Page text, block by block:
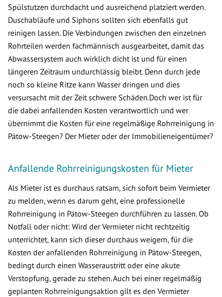
Spülstutzen durchdacht und ausreichend platziert werden.
Duschabläufe und Siphons sollten sich ebenfalls gut
reinigen lassen. Die Verbindungen zwischen den einzelnen
Rohrteilen werden fachmännisch ausgearbeitet, damit das
Abwassersystem auch wirklich dicht ist und für einen
längeren Zeitraum undurchlässig bleibt. Denn durch jede
noch so kleine Ritze kann Wasser dringen und dies
versursacht mit der Zeit schwere Schäden.Doch wer ist für
die dabei anfallenden Kosten verantwortlich und wer
übernimmt die Kosten für eine regelmäßige Rohrreinigung in
Pätow-Steegen? Der Mieter oder der Immobilieneigentümer?
Anfallende Rohrreinigungskosten für Mieter
Als Mieter ist es durchaus ratsam, sich sofort beim Vermieter
zu melden, wenn es darum geht, eine professionelle
Rohrreinigung in Pätow-Steegen durchführen zu lassen. Ob
Notfall oder nicht: Wird der Vermieter nicht rechtzeitig
unterrichtet, kann sich dieser durchaus weigern, für die
Kosten der anfallenden Rohrreinigung in Pätow-Steegen,
bedingt durch einen Wasseraustritt oder eine akute
Verstopfung, gerade zu stehen. Auch bei einer regelmäßig
geplanten Rohrreinigungsaktion gilt es den Vermieter